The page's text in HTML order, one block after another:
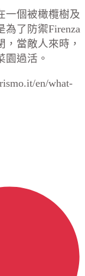
一個被橄欖樹及
了防禦Firenza
當敵人來時，
園過活。
en/what-